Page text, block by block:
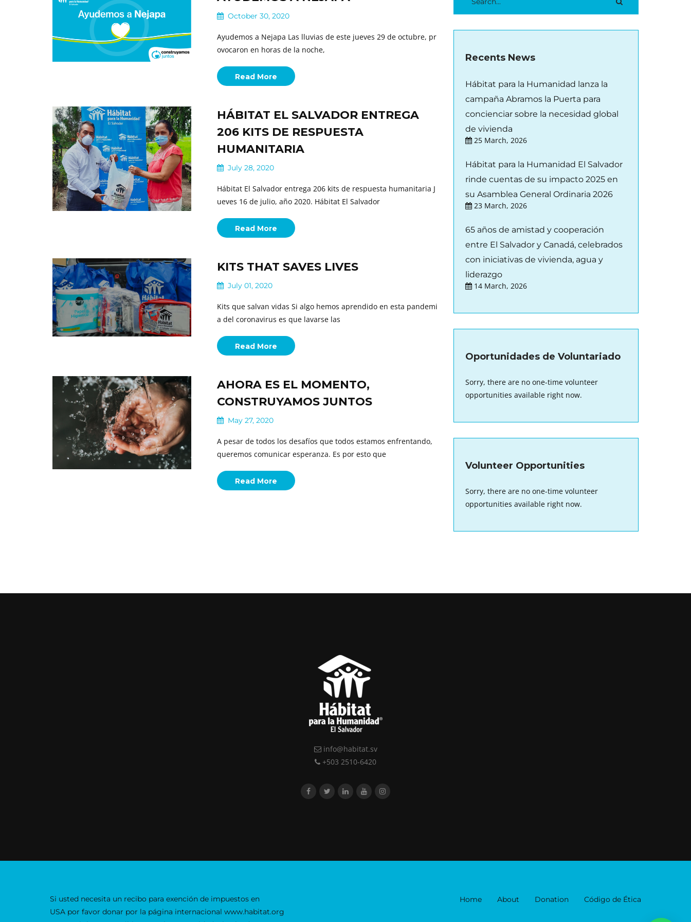
October 30, 2020
Ayudemos a Nejapa Las lluvias de este jueves 29 de octubre, pr
ovocaron en horas de la noche,
Read More
HÁBITAT EL SALVADOR ENTREGA
206 KITS DE RESPUESTA
HUMANITARIA
July 28, 2020
Hábitat El Salvador entrega 206 kits de respuesta humanitaria J
ueves 16 de julio, año 2020. Hábitat El Salvador
Read More
KITS THAT SAVES LIVES
July 01, 2020
Kits que salvan vidas Si algo hemos aprendido en esta pandemi
a del coronavirus es que lavarse las
Read More
AHORA ES EL MOMENTO,
CONSTRUYAMOS JUNTOS
May 27, 2020
A pesar de todos los desafíos que todos estamos enfrentando,
queremos comunicar esperanza. Es por esto que
Read More
Recents News
Hábitat para la Humanidad lanza la
campaña Abramos la Puerta para
concienciar sobre la necesidad global
de vivienda
25 March, 2026
Hábitat para la Humanidad El Salvador
rinde cuentas de su impacto 2025 en
su Asamblea General Ordinaria 2026
23 March, 2026
65 años de amistad y cooperación
entre El Salvador y Canadá, celebrados
con iniciativas de vivienda, agua y
liderazgo
14 March, 2026
Oportunidades de Voluntariado
Sorry, there are no one-time volunteer
opportunities available right now.
Volunteer Opportunities
Sorry, there are no one-time volunteer
opportunities available right now.
info@habitat.sv
+503 2510-6420
Si usted necesita un recibo para exención de impuestos en
USA por favor donar por la página internacional www.habitat.org
Home About Donation Código de Ética